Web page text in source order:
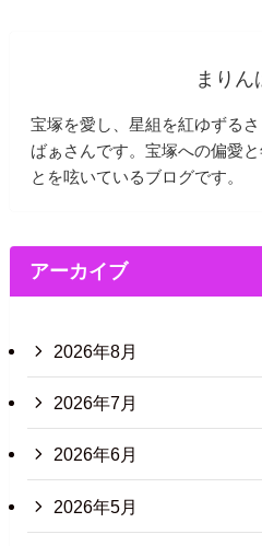
まりん
宝塚を愛し、星組を紅ゆずる
ばぁさんです。宝塚への偏愛
とを呟いているブログです。
アーカイブ
2026年8月
2026年7月
2026年6月
2026年5月